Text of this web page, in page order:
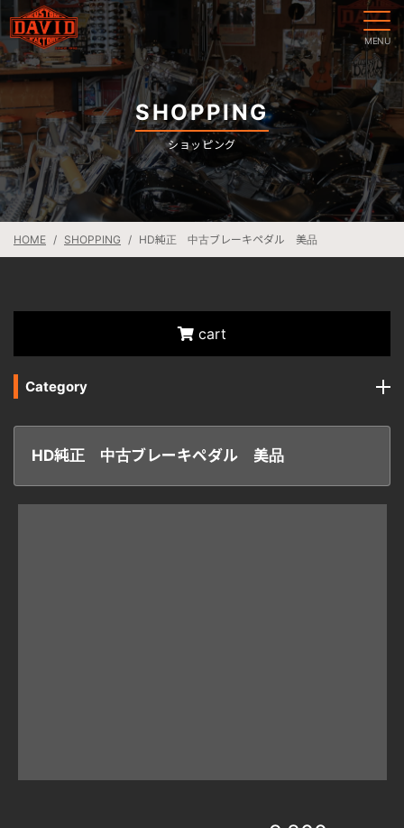
SHOPPING
ショッピング
HOME SHOPPING HD純正 中古ブレーキペダル 美品
cart
Category
HD純正 中古ブレーキペダル 美品